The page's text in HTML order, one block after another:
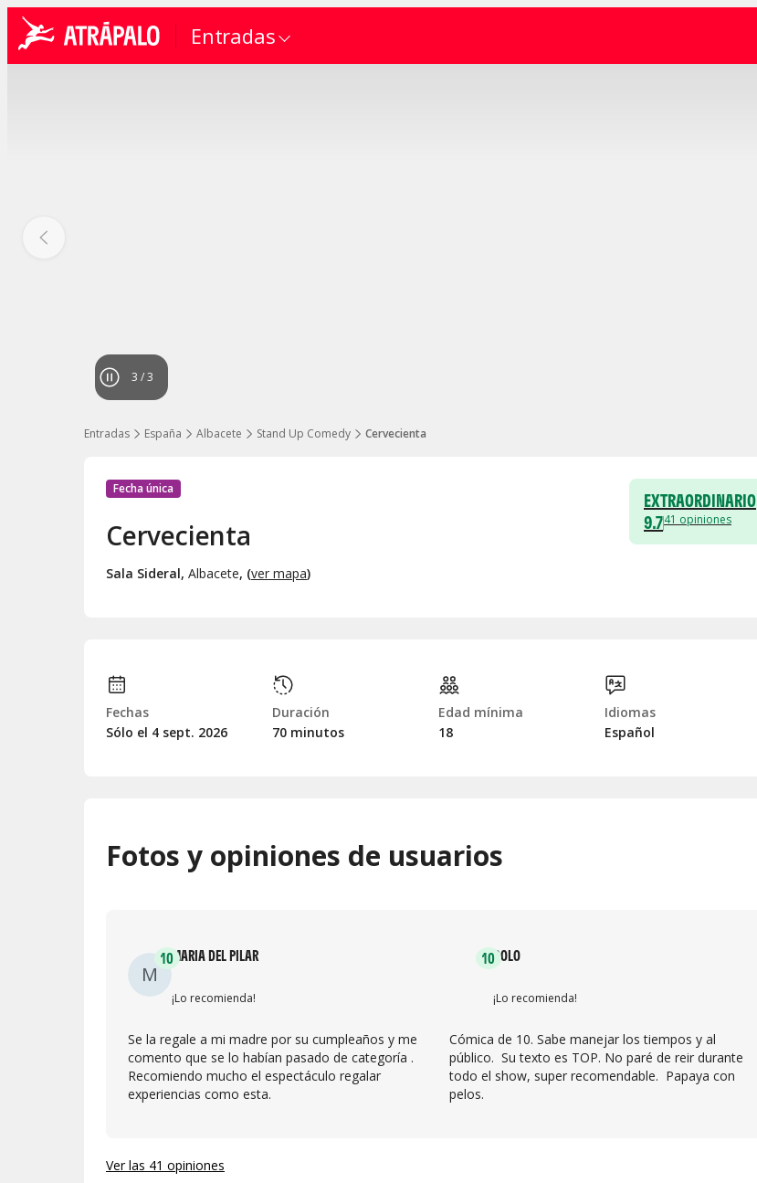
Entradas
1 /3
Entradas España Albacete Stand Up Comedy Cervecienta
Fecha única
Cervecienta
Sala Sideral, Albacete, (ver mapa)
EXTRAORDINARIO
9.741 opiniones
Fechas
Sólo el 4 sept. 2026
Duración
70 minutos
Edad mínima
18
Idiomas
Español
Fotos y opiniones de usuarios
M
10MARIA DEL PILAR
¡Lo recomienda!
Se la regale a mi madre por su cumpleaños y me
comento que se lo habían pasado de categoría .
Recomiendo mucho el espectáculo regalar
experiencias como esta.
10DOLO
¡Lo recomienda!
Cómica de 10. Sabe manejar los tiempos y al
público. Su texto es TOP. No paré de reir durante
todo el show, super recomendable. Papaya con
pelos.
Ver las 41 opiniones